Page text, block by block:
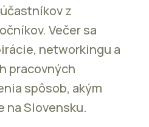
z
Večer sa
networkingu a
pracovných
spôsob, akým
na Slovensku.